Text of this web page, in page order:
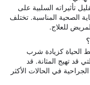
تأثيراته السلبية على
الصحية المناسبة. تختلف
للعلاج.
الحياة كزيادة شرب
قد تهيج المثانة. قد
في الحالات الأكثر